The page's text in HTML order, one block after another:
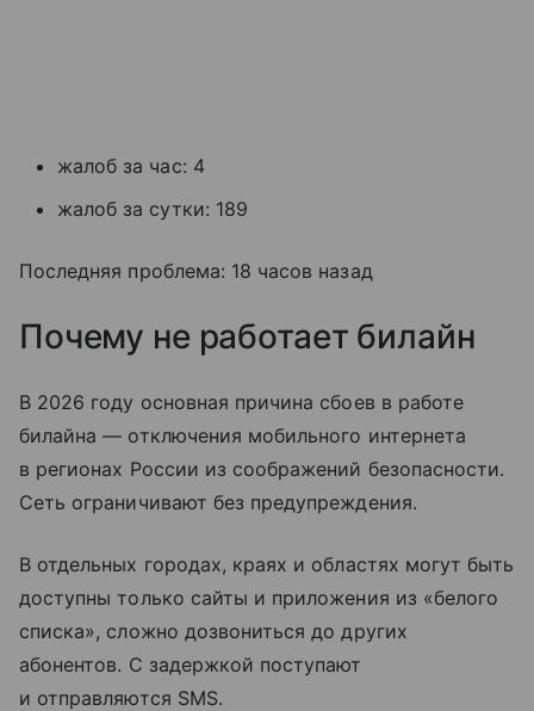
жалоб за час: 4
жалоб за сутки: 189
Последняя проблема: 18 часов назад
Почему не работает билайн
В 2026 году основная причина сбоев в работе
билайна — отключения мобильного интернета
в регионах России из соображений безопасности.
Сеть ограничивают без предупреждения.
В отдельных городах, краях и областях могут быть
доступны только сайты и приложения из «белого
списка», сложно дозвониться до других
абонентов. С задержкой поступают
и отправляются SMS.